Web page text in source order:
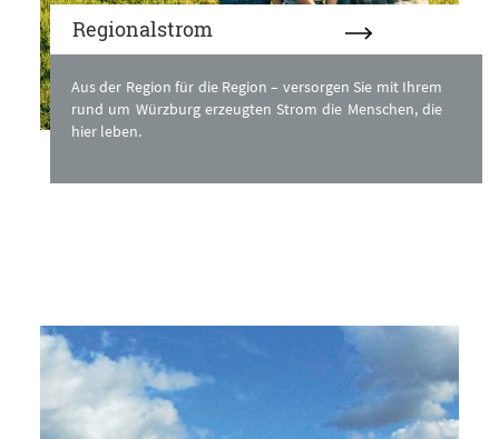
Regionalstrom
Aus der Region für die Region – versorgen Sie mit Ihrem
rund um Würzburg erzeugten Strom die Menschen, die
hier leben.